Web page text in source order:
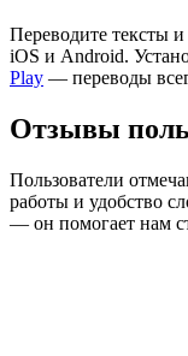
Переводите тексты и
iOS и Android.
Play — переводы
Отзывы
Пользователи
работы и удобство
— он помогает нам